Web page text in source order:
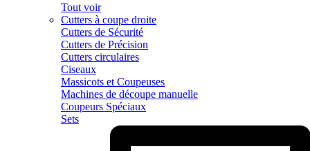
Tout voir
Cutters à coupe droite
Cutters de Sécurité
Cutters de Précision
Cutters circulaires
Ciseaux
Massicots et Coupeuses
Machines de découpe manuelle
Coupeurs Spéciaux
Sets